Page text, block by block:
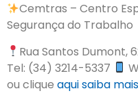
Cemtras – Centro
Segurança do Trabalho
Rua Santos Dumont,
Tel: (34) 3214-5337
ou clique aquisaiba